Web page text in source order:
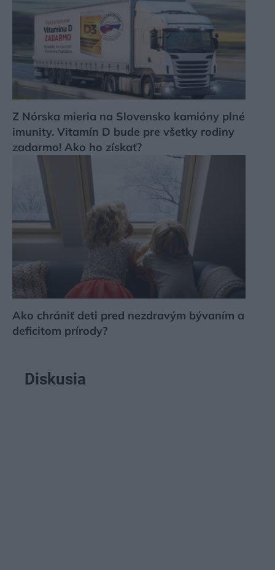
Z Nórska mieria na Slovensko kamióny plné
imunity. Vitamín D bude pre všetky rodiny
zadarmo! Ako ho získať?
Ako chrániť deti pred nezdravým bývaním a
deficitom prírody?
Diskusia